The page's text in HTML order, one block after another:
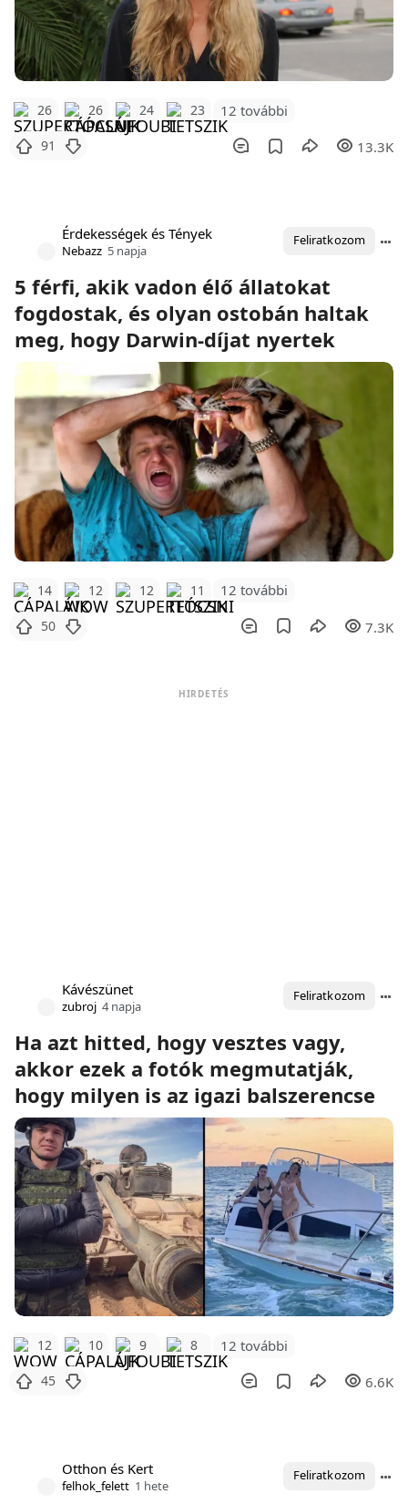
26 26 24 23 12 további
91 13.3K
Érdekességek és Tények
Nebazz 5 napja
Feliratkozom
5 férfi, akik vadon élő állatokat
fogdostak, és olyan ostobán haltak
meg, hogy Darwin-díjat nyertek
14 12 12 11 12 további
50 7.3K
HIRDETÉS
Kávészünet
zubroj 4 napja
Feliratkozom
Ha azt hitted, hogy vesztes vagy,
akkor ezek a fotók megmutatják,
hogy milyen is az igazi balszerencse
12 10 9 8 12 további
45 6.6K
Otthon és Kert
felhok_felett 1 hete
Feliratkozom